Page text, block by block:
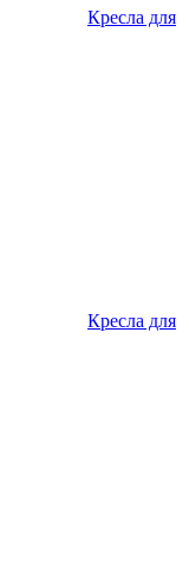
Кресла для
Кресла для